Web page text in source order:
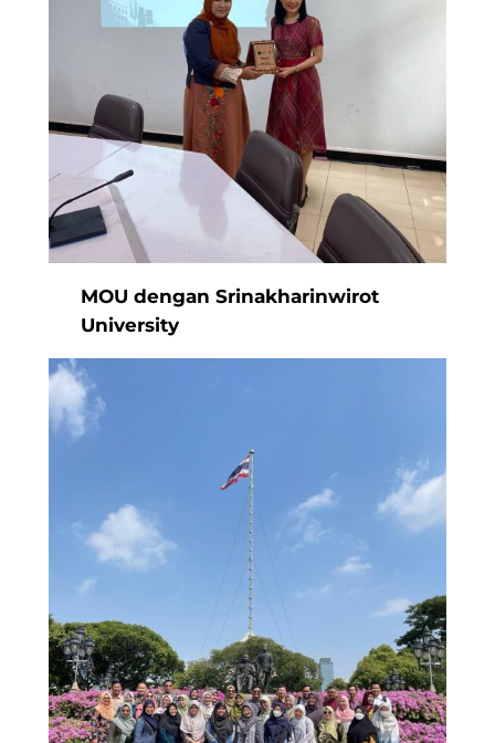
MOU dengan Srinakharinwirot
University